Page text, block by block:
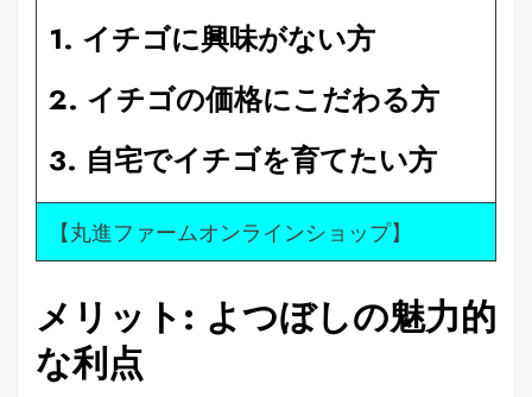
1. イチゴに興味がない方
2. イチゴの価格にこだわる方
3. 自宅でイチゴを育てたい方
【丸進ファームオンラインショップ】
メリット: よつぼしの魅力的
な利点